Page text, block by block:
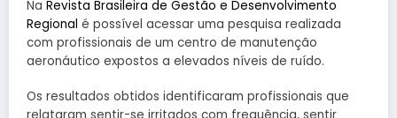
Na Revista Brasileira de Gestão e Desenvolvimento
Regional é possível acessar uma pesquisa realizada
com profissionais de um centro de manutenção
aeronáutico expostos a elevados níveis de ruído.
Os resultados obtidos identificaram profissionais que